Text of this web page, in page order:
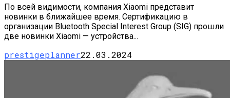
По всей видимости, компания Xiaomi представит
новинки в ближайшее время. Сертификацию в
организации Bluetooth Special Interest Group (SIG) прошли
две новинки Xiaomi — устройства...
prestigeplanner22.03.2024